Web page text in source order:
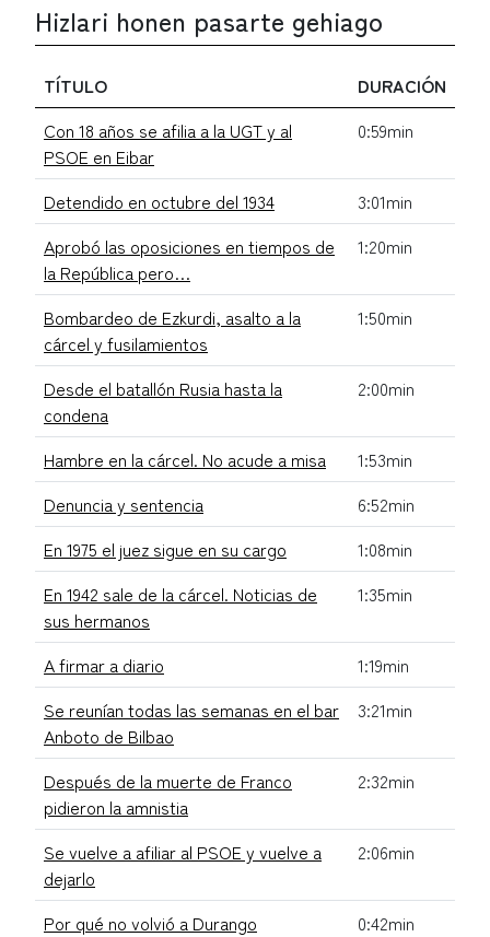
Hizlari honen pasarte gehiago
TÍTULO
DURACIÓN
Con 18 años se afilia a la UGT y al
PSOE en Eibar
0:59min
Detendido en octubre del 1934
3:01min
Aprobó las oposiciones en tiempos de
la República pero…
1:20min
Bombardeo de Ezkurdi, asalto a la
cárcel y fusilamientos
1:50min
Desde el batallón Rusia hasta la
condena
2:00min
Hambre en la cárcel. No acude a misa
1:53min
Denuncia y sentencia
6:52min
En 1975 el juez sigue en su cargo
1:08min
En 1942 sale de la cárcel. Noticias de
sus hermanos
1:35min
A firmar a diario
1:19min
Se reunían todas las semanas en el bar
Anboto de Bilbao
3:21min
Después de la muerte de Franco
pidieron la amnistia
2:32min
Se vuelve a afiliar al PSOE y vuelve a
dejarlo
2:06min
Por qué no volvió a Durango
0:42min